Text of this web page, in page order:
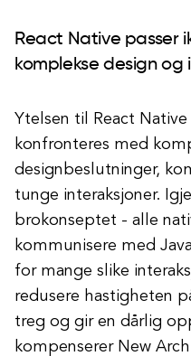
React Native passer
komplekse design og
Ytelsen til React
konfronteres med
designbeslutninger,
tunge interaksjoner.
brokonseptet - alle
kommunisere med
for mange slike
redusere hastigheten
treg og gir en dårlig
kompenserer New